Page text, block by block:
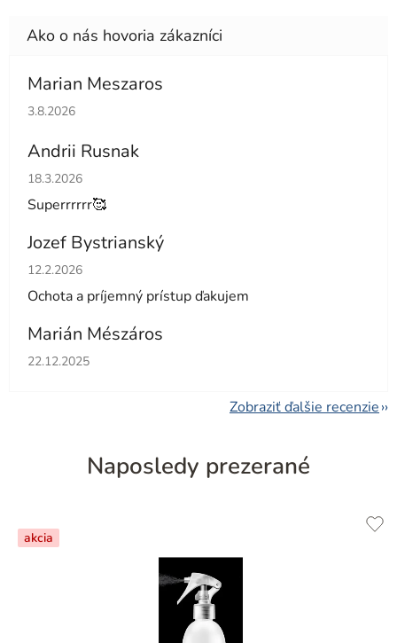
Marian Meszaros
Hodnotenie obchodu je 5 z 5 hviezdičiek.
3.8.2026
Andrii Rusnak
Hodnotenie obchodu je 5 z 5 hviezdičiek.
18.3.2026
Superrrrrr🥰
Jozef Bystrianský
Hodnotenie obchodu je 5 z 5 hviezdičiek.
12.2.2026
Ochota a príjemný prístup ďakujem
Marián Mészáros
Hodnotenie obchodu je 5 z 5 hviezdičiek.
22.12.2025
Zobraziť ďalšie recenzie
Naposledy prezerané
akcia